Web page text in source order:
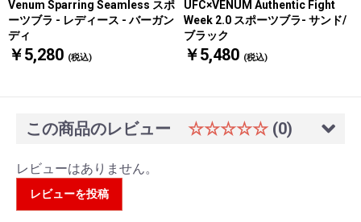
Venum Sparring Seamless スポ
ーツブラ - レディース - バーガン
ディ
￥5,280 (税込)
UFC×VENUM Authentic Fight
Week 2.0 スポーツブラ- サンド/
ブラック
￥5,480 (税込)
この商品のレビュー ☆☆☆☆☆ (0)
レビューはありません。
レビューを投稿